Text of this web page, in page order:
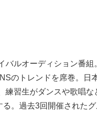
バルオーディション番
のトレンドを席巻。日
習生がダンスや歌唱
。過去3回開催された